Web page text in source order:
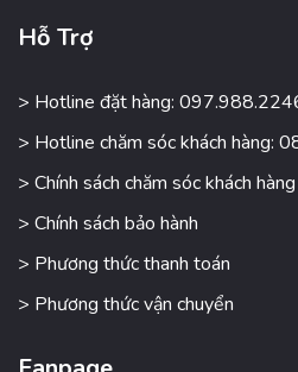
Hỗ Trợ
> Hotline đặt hàng:
> Hotline chăm sóc khách hàng:
> Chính sách chăm sóc khách hàng
> Chính sách bảo hành
> Phương thức thanh toán
> Phương thức vận chuyển